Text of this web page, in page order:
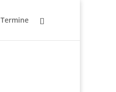
Termine